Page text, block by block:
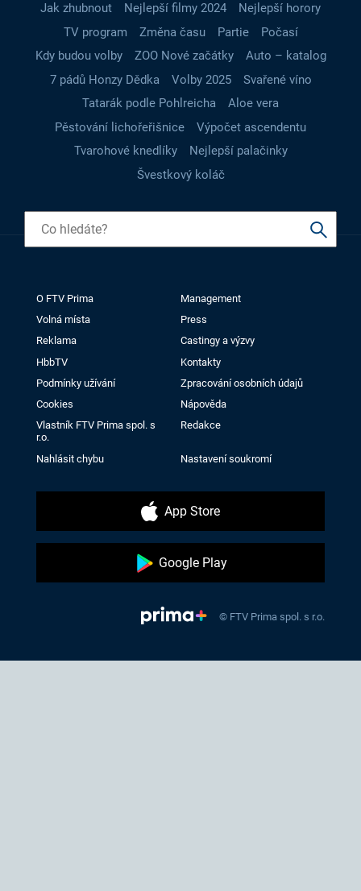
Jak zhubnout Nejlepší filmy 2024
Nejlepší horory
TV program
Změna času Partie
Počasí
Kdy budou volby
ZOO Nové začátky
Auto – katalog
7 pádů Honzy Dědka
Volby 2025
Svařené víno
Tatarák podle Pohlreicha
Aloe vera
Pěstování lichořeřišnice
Výpočet ascendentu
Tvarohové knedlíky
Nejlepší palačinky
Švestkový koláč
O FTV Prima
Management
Volná místa
Press
Reklama
Castingy a výzvy
HbbTV
Kontakty
Podmínky užívání
Zpracování osobních údajů
Cookies
Nápověda
Vlastník FTV Prima spol. s
r.o.
Redakce
Nahlásit chybu Nastavení soukromí
App Store
Google Play
© FTV Prima spol. s r.o.